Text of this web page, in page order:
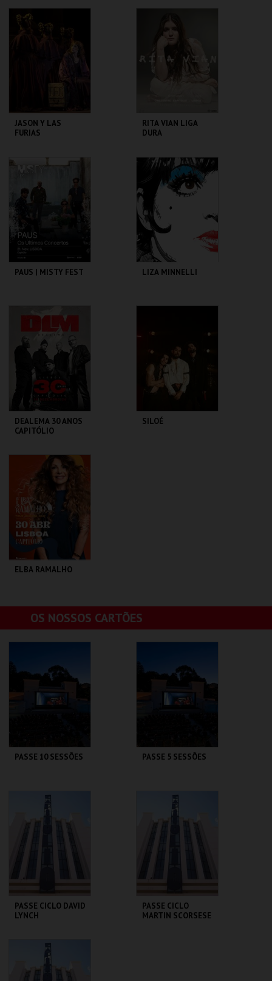
CAPITÓLIO.
COMPRAR
MAIS INFO
COMPRAR
JASON Y LAS
FURIAS
MAIS INFO
RITA VIAN LIGA
DURA
CAPITÓLIO.
COMPRAR
PAUS | MISTY FEST
MAIS INFO
COMPRAR
LIZA MINNELLI
MAIS INFO
COMPRAR
DEALEMA 30 ANOS
CAPITÓLIO
CAPITÓLIO.
COMPRAR
SILOÉ
ELBA RAMALHO
CAPITÓLIO.
COMPRAR
OS NOSSOS CARTÕES
PASSE 10 SESSÕES
AQUISIÇÃO
PASSE 5 SESSÕES
AQUISIÇÃO
PASSE CICLO DAVID
LYNCH
AQUISIÇÃO
PASSE CICLO
MARTIN SCORSESE